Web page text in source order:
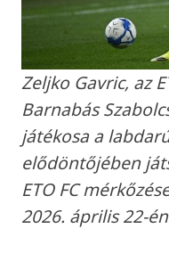
Zeljko Gavric, az
Barnabás
játékosa a
elődöntőjében
ETO FC
2026. április 22-